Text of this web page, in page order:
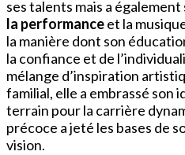
ses talents mais a
la performanceet la
la manière dont son
la confiance et de
mélange d’inspiration
familial, elle a embrassé son
terrain pour la carrière
précoce a jeté les bases de
vision.